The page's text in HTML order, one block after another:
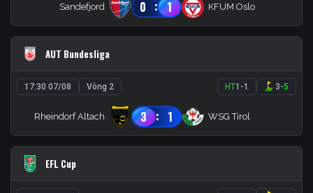
Sandefjord 0 : 1 KFUM Oslo
AUT Bundesliga
17:30 07/08 Vòng 2 HT1 -1 3-5
Rheindorf Altach 3 : 1 WSG Tirol
EFL Cup